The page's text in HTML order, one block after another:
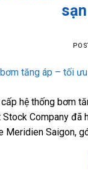
hệ thống bơm
Company đã
Meridien Saigon,